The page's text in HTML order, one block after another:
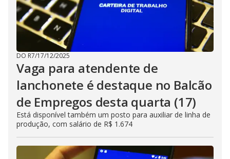
DO R7/17/12/2025
Vaga para atendente de
lanchonete é destaque no Balcão
de Empregos desta quarta (17)
Está disponível também um posto para auxiliar de linha de
produção, com salário de R$ 1.674